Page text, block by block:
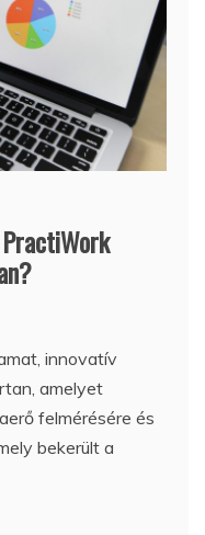
innovatív
amelyet
felmérésére és
bekerült a